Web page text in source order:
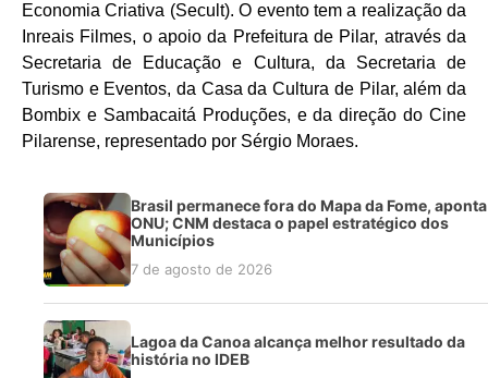
Economia Criativa (Secult). O evento tem a realização da
Inreais Filmes, o apoio da Prefeitura de Pilar, através da
Secretaria de Educação e Cultura, da Secretaria de
Turismo e Eventos, da Casa da Cultura de Pilar, além da
Bombix e Sambacaitá Produções, e da direção do Cine
Pilarense, representado por Sérgio Moraes.
Brasil permanece fora do Mapa da Fome, aponta
ONU; CNM destaca o papel estratégico dos
Municípios
7 de agosto de 2026
Lagoa da Canoa alcança melhor resultado da
história no IDEB